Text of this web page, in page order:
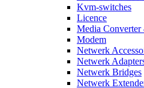
Kvm-switches
Licence
Media Converter
Modem
Netwerk
Netwerk
Netwerk Bridges
Netwerk